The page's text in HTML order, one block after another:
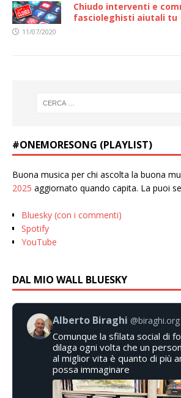
Chiudo interventi e
fascioleghisti aiutali tu
11/07/2020
#ONEMORESONG (PLAYLIST)
Buona musica per chi ascolta la buona
2025 aggiornato quando capita. La puoi
Bluesky (con i commenti)
Spotify
YouTube
DAL MIO WALL BLUESKY
Alberto Biraghi @biraghi.org
Comunque la sfilata social di
dilaga ogni volta che un
al miglior vita è quanto di più
possa immaginare